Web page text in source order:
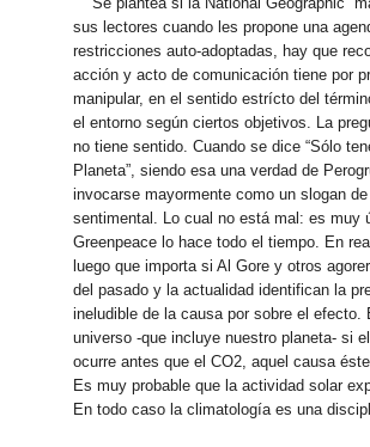
sus lectores cuando les propone una
restricciones auto-adoptadas, hay que
acción y acto de comunicación tiene por
manipular, en el sentido estrícto del
el entorno según ciertos objetivos. La
no tiene sentido. Cuando se dice “Sólo
Planeta”, siendo esa una verdad de
invocarse mayormente como un slogan
sentimental. Lo cual no está mal: es muy
Greenpeace lo hace todo el tiempo. En
luego que importa si Al Gore y otros
del pasado y la actualidad identifican la
ineludible de la causa por sobre el efecto.
universo -que incluye nuestro planeta- si
ocurre antes que el CO2, aquel causa
Es muy probable que la actividad solar
En todo caso la climatología es una